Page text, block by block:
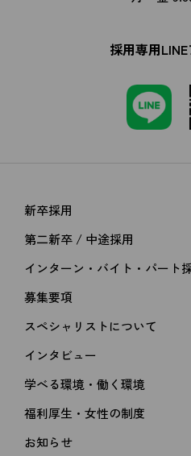
採用専用
新卒採用
第二新卒 / 中途採用
インターン・バイト・パート
募集要項
スペシャリストについて
インタビュー
学べる環境・働く環境
福利厚生・女性の制度
お知らせ
kakimoto arms